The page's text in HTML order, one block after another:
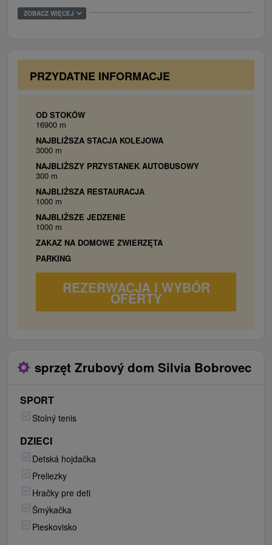
Bobrovci je jednoducho ideálnym miestom pre
1x Trojlôžková izba: 1x manželská posteľ, 1x
ZOBACZ WIĘCEJ
PRZYDATNE INFORMACJE
OD STOKÓW
16900 m
NAJBLIŻSZA STACJA KOLEJOWA
3000 m
NAJBLIŻSZY PRZYSTANEK AUTOBUSOWY
300 m
NAJBLIŻSZA RESTAURACJA
1000 m
NAJBLIŻSZE JEDZENIE
1000 m
ZAKAZ NA DOMOWE ZWIERZĘTA
PARKING
REZERWACJA I WYBÓR
OFERTY
sprzęt Zrubový dom Silvia Bobrovec
SPORT
Stolný tenis
DZIECI
Detská hojdačka
Preliezky
Hračky pre deti
Šmýkačka
Pieskovisko